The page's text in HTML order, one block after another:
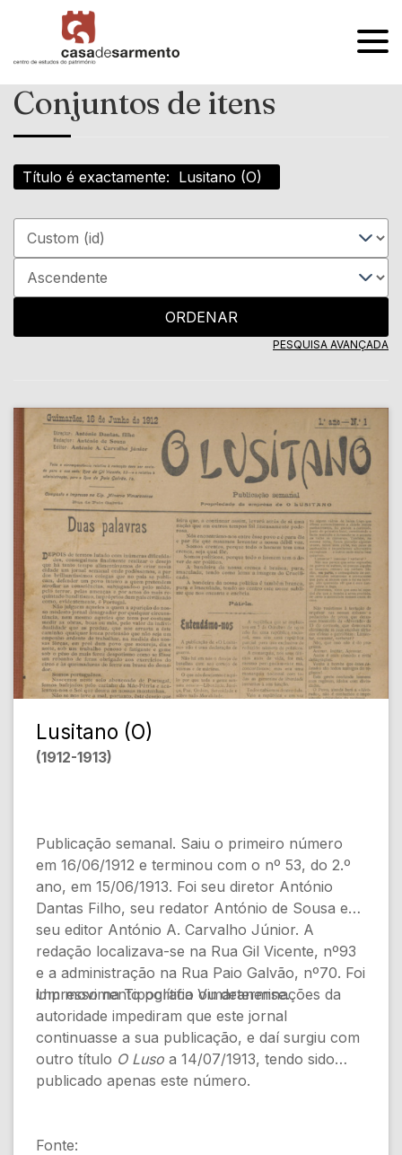
OPEN
Conjuntos de itens
Título é exactamente Lusitano (O)
ORDENAR
PESQUISA AVANÇADA
Lusitano (O)
(1912-1913)
Publicação semanal. Saiu o primeiro número
em 16/06/1912 e terminou com o nº 53, do 2.º
ano, em 15/06/1913. Foi seu diretor António
Dantas Filho, seu redator António de Sousa e
seu editor António A. Carvalho Júnior. A
redação localizava-se na Rua Gil Vicente, nº93
e a administração na Rua Paio Galvão, nº70. Foi
impresso na Tipografia Vimaranense.
Um movimento político ou determinações da
autoridade impediram que este jornal
continuasse a sua publicação, e daí surgiu com
outro título O Luso a 14/07/1913, tendo sido
publicado apenas este número.
Fonte: